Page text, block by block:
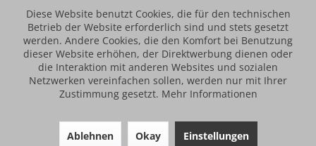
Diese Website benutzt Cookies, die für den technischen
Betrieb der Website erforderlich sind und stets gesetzt
werden. Andere Cookies, die den Komfort bei Benutzung
dieser Website erhöhen, der Direktwerbung dienen oder
die Interaktion mit anderen Websites und sozialen
Netzwerken vereinfachen sollen, werden nur mit Ihrer
Zustimmung gesetzt. Mehr Informationen
Ablehnen Okay Einstellungen